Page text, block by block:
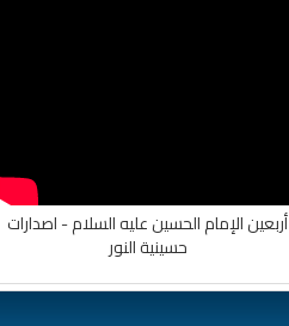
أربعین الإمام الحسین علیه السلام - اصدارات
حسينية النور